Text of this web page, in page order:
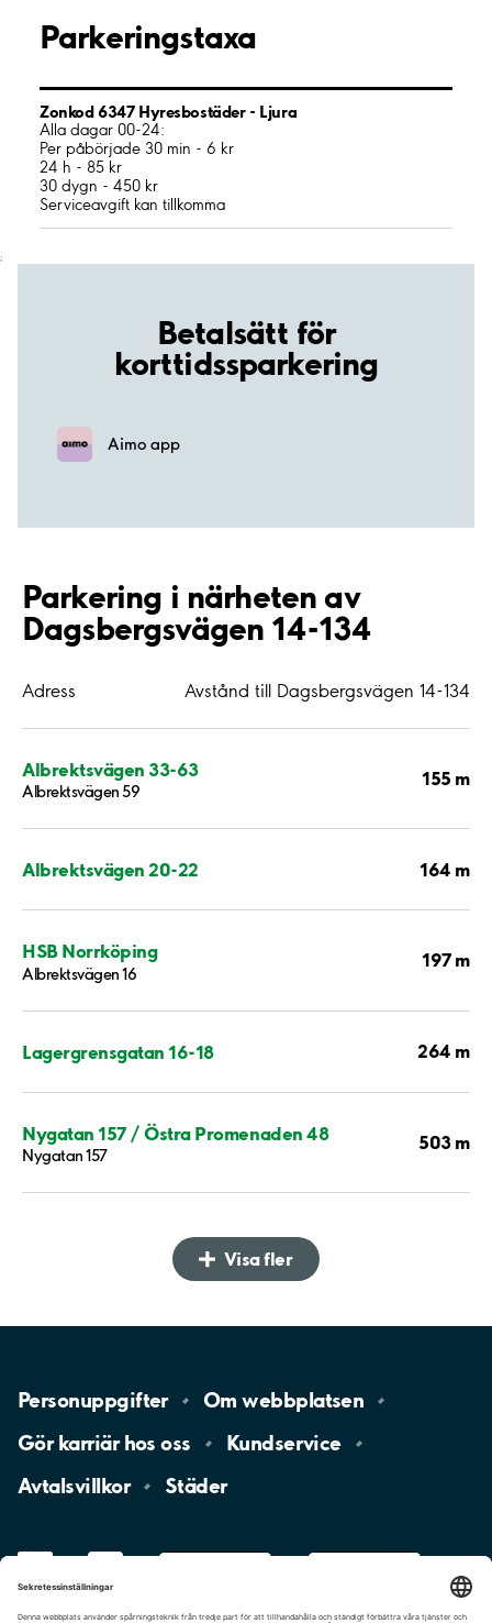
Parkeringstaxa
Zonkod 6347 Hyresbostäder - Ljura
Alla dagar 00-24:
Per påbörjade 30 min - 6 kr
24 h - 85 kr
30 dygn - 450 kr
Serviceavgift kan tillkomma
;
Betalsätt för
korttidssparkering
Aimo app
Parkering i närheten av
Dagsbergsvägen 14-134
Adress Avstånd till Dagsbergsvägen 14-134
Albrektsvägen 33-63
Albrektsvägen 59
155 m
Albrektsvägen 20-22 164 m
HSB Norrköping
Albrektsvägen 16
197 m
Lagergrensgatan 16-18 264 m
Nygatan 157 / Östra Promenaden 48
Nygatan 157
503 m
Visa fler
Personuppgifter Omwebbplatsen
Gör karriär hososs
Kundservice
Avtalsvillkor
Städer